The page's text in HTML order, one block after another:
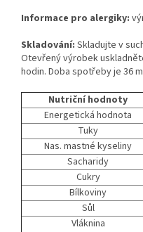
Informace pro alergiky:
Skladování: Skladujte v
Otevřený výrobek
hodin. Doba spotřeby je 36
Nutriční hodnoty
Energetická hodnota
Tuky
Nas. mastné kyseliny
Sacharidy
Cukry
Bílkoviny
Sůl
Vláknina